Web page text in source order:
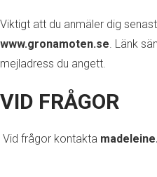
Viktigt att du anmäler dig
www.gronamoten.se. Länk
mejladress du angett.
VID FRÅGOR
Vid frågor kontakta